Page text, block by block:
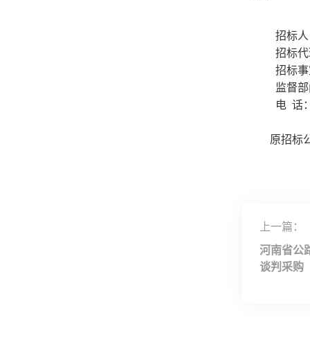
招标
招标
招标
监督
电 话
原招标
上一篇：
河南省公
谈判采购